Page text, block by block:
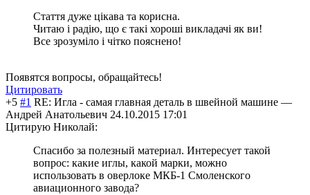
Стаття дуже цікава та корисна.
Читаю і радію, що є такі хороші викладачі як ви!
Все зрозуміло і чітко пояснено!
Появятся вопросы, обращайтесь!
Цитировать
+5 #1 RE: Игла - самая главная деталь в швейной машине —
Андрей Анатольевич 24.10.2015 17:01
Цитирую Николай:
Спасибо за полезный материал. Интересует такой
вопрос: какие иглы, какой марки, можно
использовать в оверлоке МКБ-1 Смоленского
авиационного завода?